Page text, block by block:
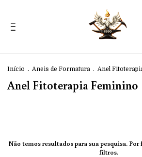
Início . Aneis de Formatura . Anel
Anel Fitoterapia Feminino
Não temos resultados para sua pesquisa.
filtros.